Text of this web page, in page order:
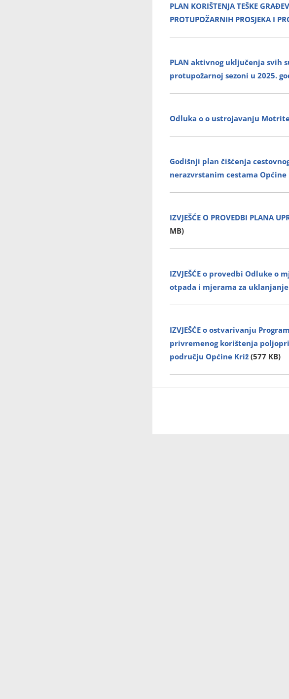
PLAN KORIŠTENJA TEŠKE
PROTUPOŽARNIH PROSJEKA I
PLAN aktivnog uključenja svih
protupožarnoj sezoni u 2025.
Odluka o o ustrojavanju
Godišnji plan čišćenja
nerazvrstanim cestama
IZVJEŠĆE O PROVEDBI PLANA
MB)
IZVJEŠĆE o provedbi Odluke o
otpada i mjerama za
IZVJEŠĆE o ostvarivanju
privremenog korištenja
području Općine Križ(577 KB)